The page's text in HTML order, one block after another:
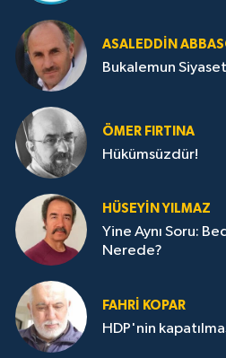
ASALEDDIN
Bukalemun
ÖMER FIRTINA
Hükümsüzdür!
HÜSEYIN YILMAZ
Yine Aynı Soru:
Nerede?
FAHRI KOPAR
HDP'nin